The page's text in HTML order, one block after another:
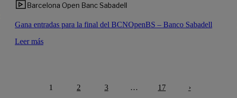
Barcelona Open Banc Sabadell
Gana entradas para la final del BCNOpenBS – Banco Sabadell
Leer más
1 2 3 … 17 ›
Siguiente